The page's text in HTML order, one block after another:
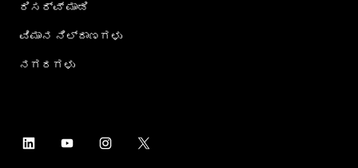
ರಿಸರ್ವ್ ಮಾಡಿ
ವಿಮಾನ ನಿಲ್ದಾಣಗಳು
ನಗರಗಳು